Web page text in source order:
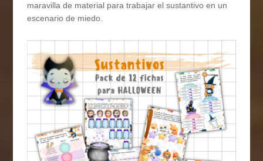
maravilla de material para trabajar el sustantivo en un
escenario de miedo.